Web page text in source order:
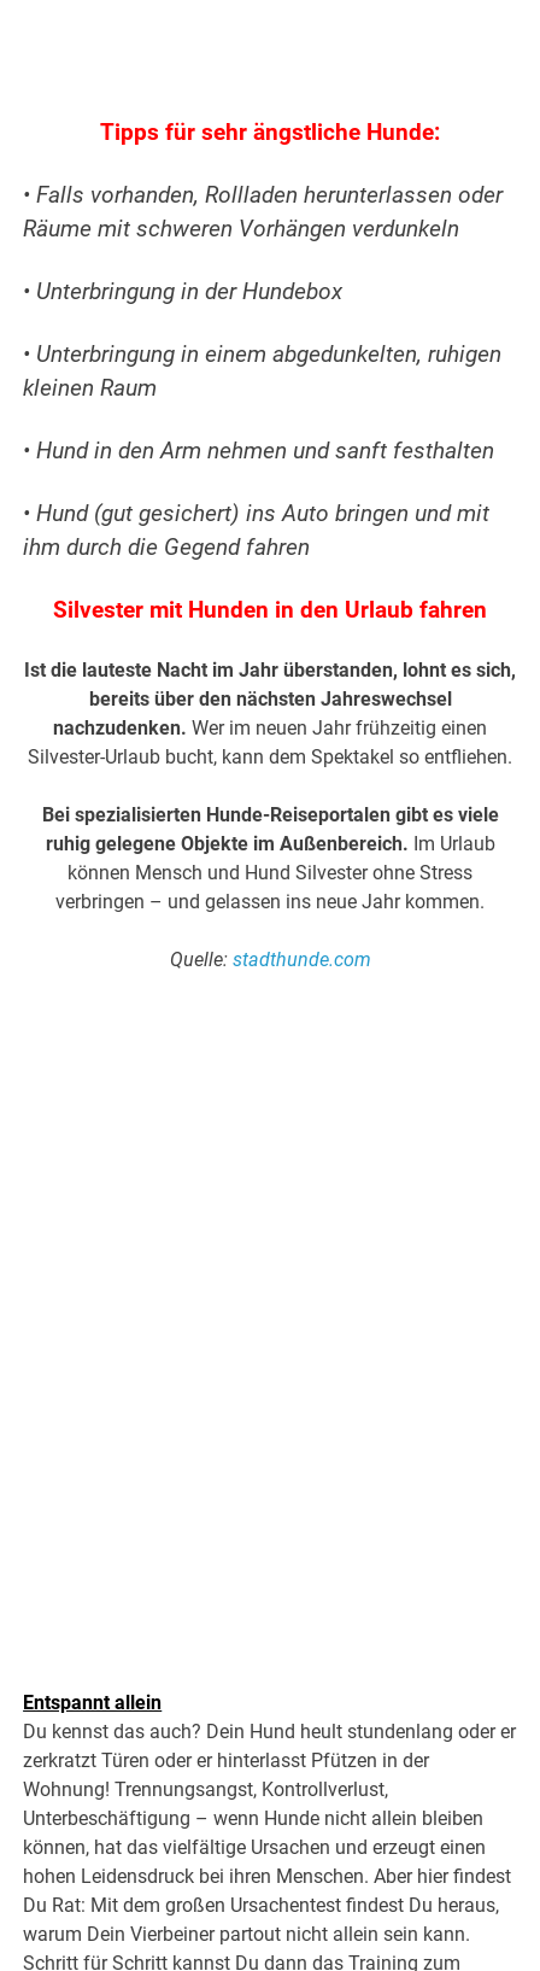
Tipps für sehr ängstliche Hunde:
• Falls vorhanden, Rollladen herunterlassen oder
Räume mit schweren Vorhängen verdunkeln
• Unterbringung in der Hundebox
• Unterbringung in einem abgedunkelten, ruhigen
kleinen Raum
• Hund in den Arm nehmen und sanft festhalten
• Hund (gut gesichert) ins Auto bringen und mit
ihm durch die Gegend fahren
Silvester mit Hunden in den Urlaub fahren
Ist die lauteste Nacht im Jahr überstanden, lohnt es sich,
bereits über den nächsten Jahreswechsel
nachzudenken. Wer im neuen Jahr frühzeitig einen
Silvester-Urlaub bucht, kann dem Spektakel so entfliehen.
Bei spezialisierten Hunde-Reiseportalen gibt es viele
ruhig gelegene Objekte im Außenbereich. Im Urlaub
können Mensch und Hund Silvester ohne Stress
verbringen – und gelassen ins neue Jahr kommen.
Quelle: stadthunde.com
Entspannt allein
Du kennst das auch? Dein Hund heult stundenlang oder er
zerkratzt Türen oder er hinterlasst Pfützen in der
Wohnung! Trennungsangst, Kontrollverlust,
Unterbeschäftigung – wenn Hunde nicht allein bleiben
können, hat das vielfältige Ursachen und erzeugt einen
hohen Leidensdruck bei ihren Menschen. Aber hier findest
Du Rat: Mit dem großen Ursachentest findest Du heraus,
warum Dein Vierbeiner partout nicht allein sein kann.
Schritt für Schritt kannst Du dann das Training zum